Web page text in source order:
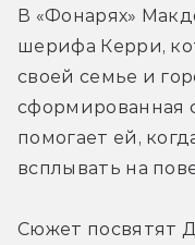
В «Фонарях»
шерифа Керри,
своей семье и
помогает ей,
всплывать на
Сюжет посвятят